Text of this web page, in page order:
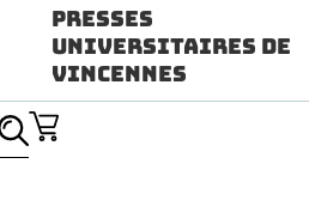
Presses
Universitaires de
Vincennes